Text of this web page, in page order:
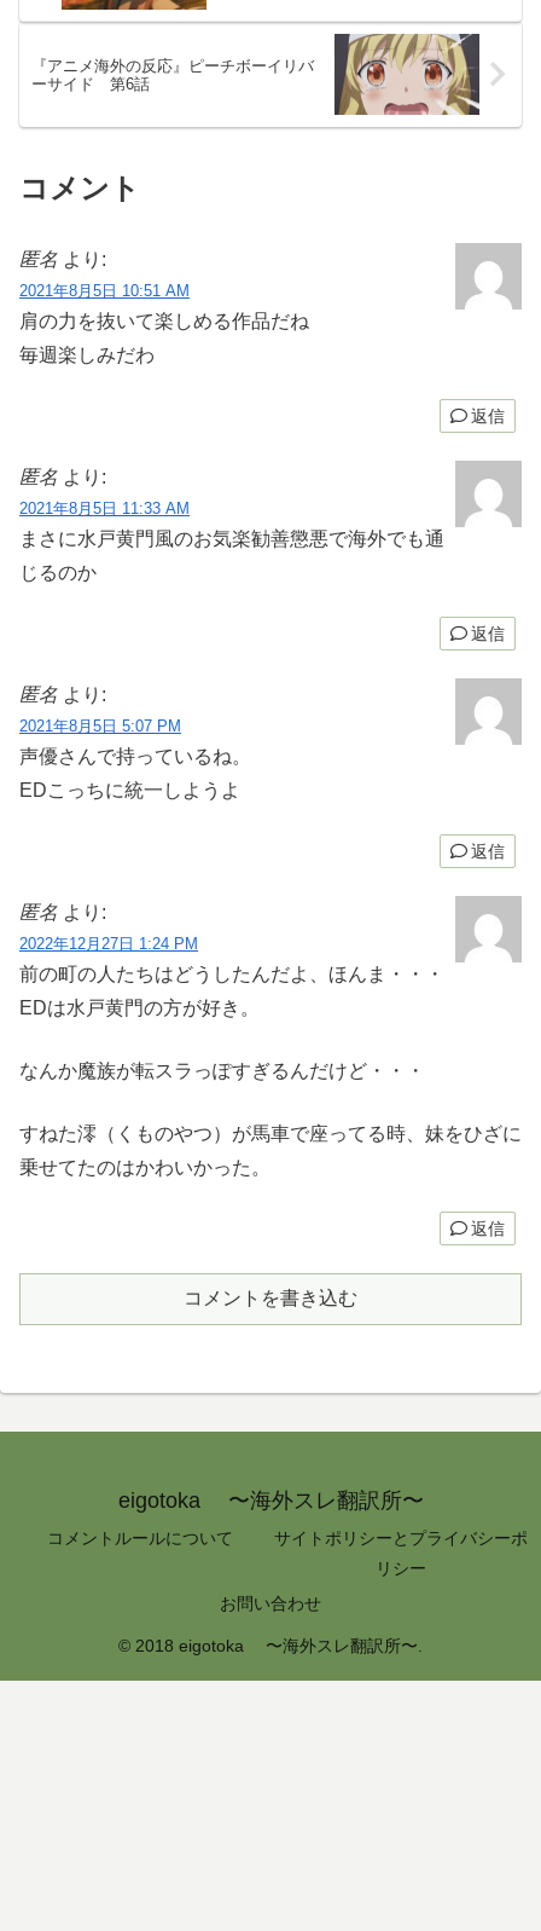
『アニメ海外の反応』ピーチボーイリバ
ーサイド 第6話
コメント
匿名 より:
2021年8月5日 10:51 AM
肩の力を抜いて楽しめる作品だね
毎週楽しみだわ
返信
匿名 より:
2021年8月5日 11:33 AM
まさに水戸黄門風のお気楽勧善懲悪で海外でも通
じるのか
返信
匿名 より:
2021年8月5日 5:07 PM
声優さんで持っているね。
EDこっちに統一しようよ
返信
匿名 より:
2022年12月27日 1:24 PM
前の町の人たちはどうしたんだよ、ほんま・・・
EDは水戸黄門の方が好き。
なんか魔族が転スラっぽすぎるんだけど・・・
すねた澪（くものやつ）が馬車で座ってる時、妹をひざに
乗せてたのはかわいかった。
返信
コメントを書き込む
eigotoka 〜海外スレ翻訳所〜
コメントルールについて
サイトポリシーとプライバシーポ
リシー
お問い合わせ
© 2018 eigotoka 〜海外スレ翻訳所〜.